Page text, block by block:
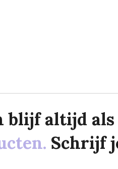
blijf altijd als
Schrijf